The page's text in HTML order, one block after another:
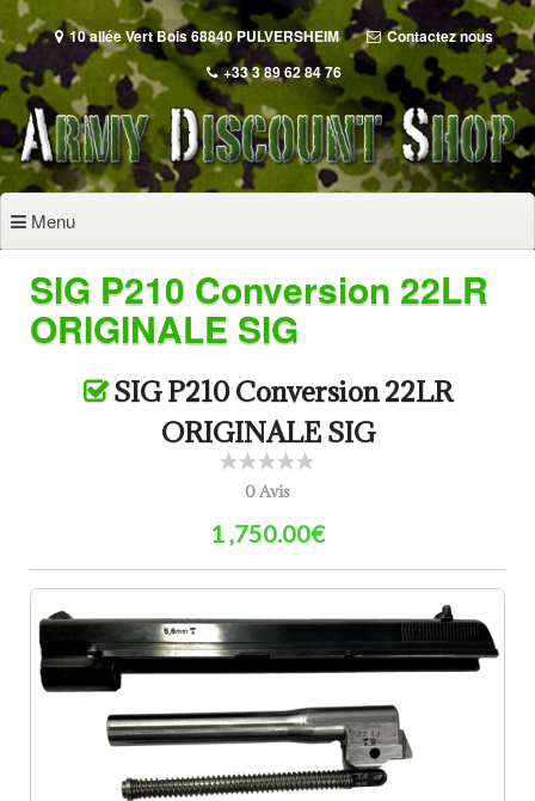
Aller
au
contenu
principal
10 allée Vert Bois 68840 PULVERSHEIM
Contactez nous
+33 3 89 62 84 76
Menu
SIG P210 Conversion 22LR
ORIGINALE SIG
SIG P210 Conversion 22LR
ORIGINALE SIG
0 Avis
1 ,750.00€